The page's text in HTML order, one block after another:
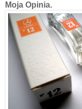
Moja Opinia.